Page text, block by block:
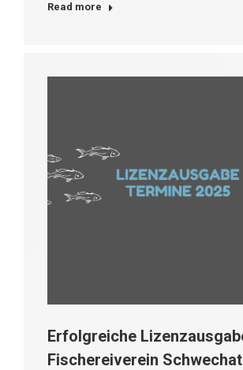
Read more
Erfolgreiche
Fischereiverein Schwechat